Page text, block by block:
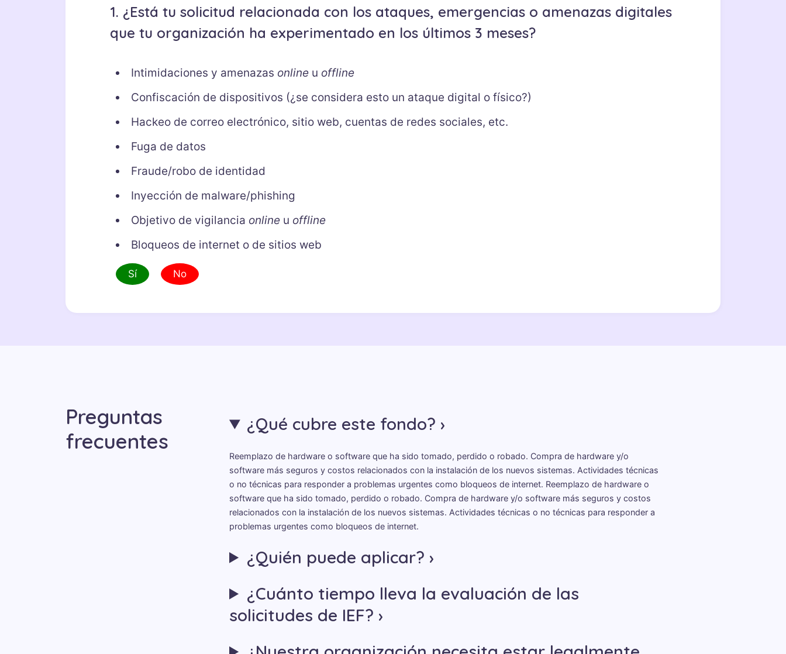
1. ¿Está tu solicitud relacionada con los ataques, emergencias o amenazas digitales
que tu organización ha experimentado en los últimos 3 meses?
Intimidaciones y amenazas online u offline
Confiscación de dispositivos (¿se considera esto un ataque digital o físico?)
Hackeo de correo electrónico, sitio web, cuentas de redes sociales, etc.
Fuga de datos
Fraude/robo de identidad
Inyección de malware/phishing
Objetivo de vigilancia online u offline
Bloqueos de internet o de sitios web
Sí No
Preguntas
frecuentes
¿Qué cubre este fondo?
Reemplazo de hardware o software que ha sido tomado, perdido o robado. Compra de hardware y/o
software más seguros y costos relacionados con la instalación de los nuevos sistemas. Actividades técnicas
o no técnicas para responder a problemas urgentes como bloqueos de internet. Reemplazo de hardware o
software que ha sido tomado, perdido o robado. Compra de hardware y/o software más seguros y costos
relacionados con la instalación de los nuevos sistemas. Actividades técnicas o no técnicas para responder a
problemas urgentes como bloqueos de internet.
¿Quién puede aplicar?
¿Cuánto tiempo lleva la evaluación de las
solicitudes de IEF?